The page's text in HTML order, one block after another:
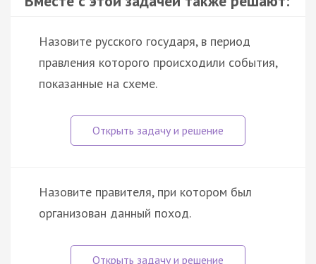
Назовите русского государя, в период
правления которого происходили события,
показанные на схеме.
Назовите правителя, при котором был
организован данный поход.